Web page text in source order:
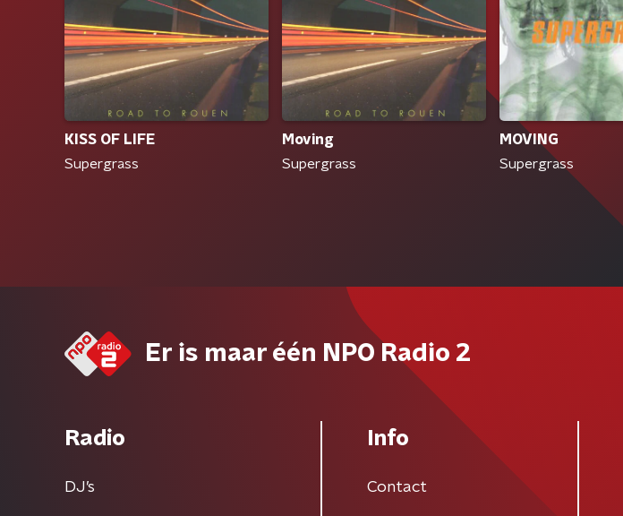
KISS OF LIFE
Supergrass
Moving
Supergrass
MOVING
Supergrass
Er is maar één NPO Radio 2
Radio
DJ’s
Info
Contact